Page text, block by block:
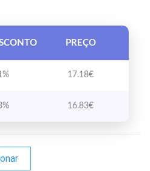
PREÇO
17.18€
16.83€
Gold Azurefilm RAL 1027 - 1 KG